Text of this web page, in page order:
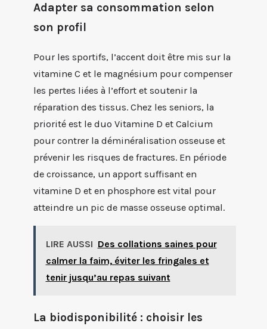
Adapter sa consommation selon
son profil
Pour les sportifs, l’accent doit être mis sur la
vitamine C et le magnésium pour compenser
les pertes liées à l’effort et soutenir la
réparation des tissus. Chez les seniors, la
priorité est le duo Vitamine D et Calcium
pour contrer la déminéralisation osseuse et
prévenir les risques de fractures. En période
de croissance, un apport suffisant en
vitamine D et en phosphore est vital pour
atteindre un pic de masse osseuse optimal.
LIRE AUSSI Des collations saines pour
calmer la faim, éviter les fringales et
tenir jusqu’au repas suivant
La biodisponibilité : choisir les